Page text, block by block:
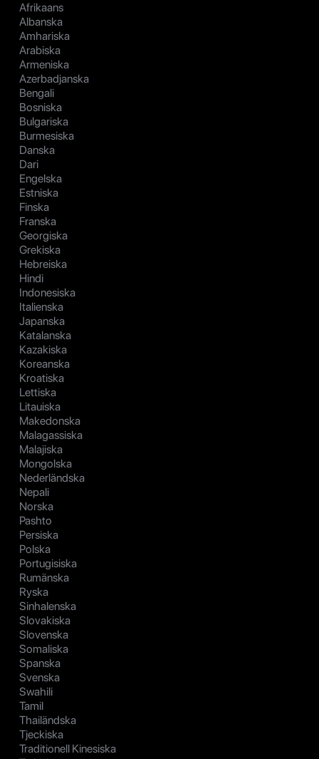
Afrikaans
Albanska
Amhariska
Arabiska
Armeniska
Azerbadjanska
Bengali
Bosniska
Bulgariska
Burmesiska
Danska
Dari
Engelska
Estniska
Finska
Franska
Georgiska
Grekiska
Hebreiska
Hindi
Indonesiska
Italienska
Japanska
Katalanska
Kazakiska
Koreanska
Kroatiska
Lettiska
Litauiska
Makedonska
Malagassiska
Malajiska
Mongolska
Nederländska
Nepali
Norska
Pashto
Persiska
Polska
Portugisiska
Rumänska
Ryska
Sinhalenska
Slovakiska
Slovenska
Somaliska
Spanska
Svenska
Swahili
Tamil
Thailändska
Tjeckiska
Traditionell Kinesiska